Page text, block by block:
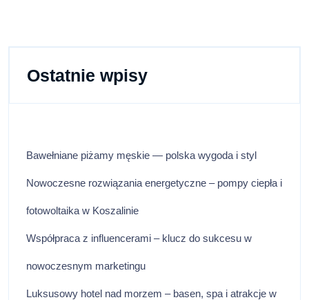
Ostatnie wpisy
Bawełniane piżamy męskie — polska wygoda i styl
Nowoczesne rozwiązania energetyczne – pompy ciepła i
fotowoltaika w Koszalinie
Współpraca z influencerami – klucz do sukcesu w
nowoczesnym marketingu
Luksusowy hotel nad morzem – basen, spa i atrakcje w